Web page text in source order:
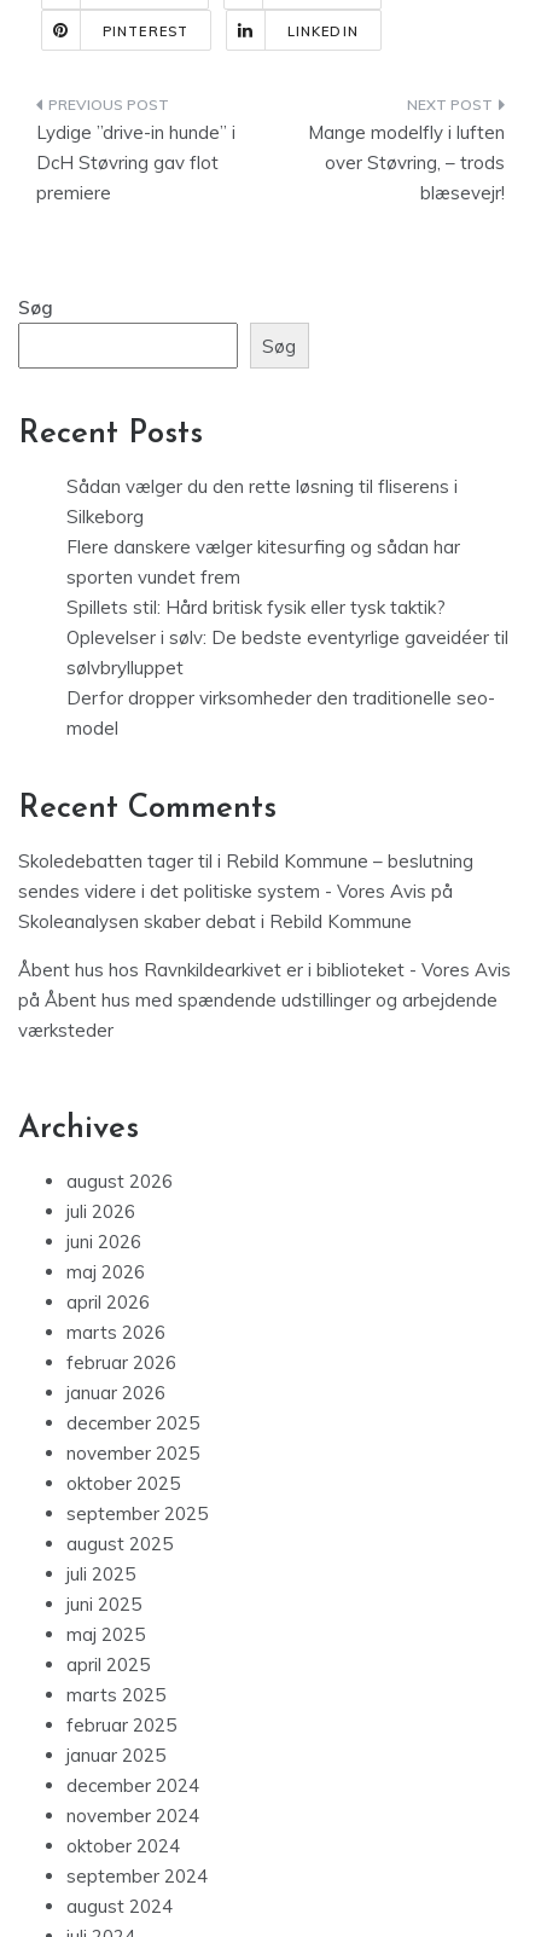
PINTEREST LINKEDIN
Indlægsnavigation
Lydige ”drive-in hunde” i
DcH Støvring gav flot
premiere
Mange modelfly i luften
over Støvring, – trods
blæsevejr!
Søg
Søg
Recent Posts
Sådan vælger du den rette løsning til fliserens i
Silkeborg
Flere danskere vælger kitesurfing og sådan har
sporten vundet frem
Spillets stil: Hård britisk fysik eller tysk taktik?
Oplevelser i sølv: De bedste eventyrlige gaveidéer til
sølvbrylluppet
Derfor dropper virksomheder den traditionelle seo-
model
Recent Comments
Skoledebatten tager til i Rebild Kommune – beslutning
sendes videre i det politiske system - Vores Avis på
Skoleanalysen skaber debat i Rebild Kommune
Åbent hus hos Ravnkildearkivet er i biblioteket - Vores Avis
på Åbent hus med spændende udstillinger og arbejdende
værksteder
Archives
august 2026
juli 2026
juni 2026
maj 2026
april 2026
marts 2026
februar 2026
januar 2026
december 2025
november 2025
oktober 2025
september 2025
august 2025
juli 2025
juni 2025
maj 2025
april 2025
marts 2025
februar 2025
januar 2025
december 2024
november 2024
oktober 2024
september 2024
august 2024